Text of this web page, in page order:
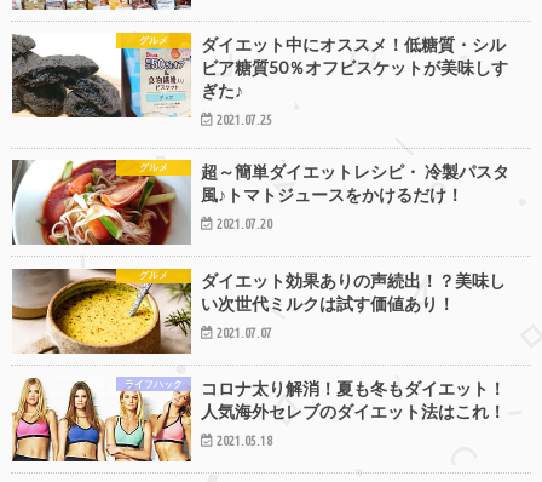
グルメ
ダイエット中にオススメ！低糖質・シル
ビア糖質50％オフビスケットが美味しす
ぎた♪
2021.07.25
グルメ
超～簡単ダイエットレシピ・ 冷製パスタ
風♪トマトジュースをかけるだけ！
2021.07.20
グルメ
ダイエット効果ありの声続出！？美味し
い次世代ミルクは試す価値あり！
2021.07.07
ライフハック
コロナ太り解消！夏も冬もダイエット！
人気海外セレブのダイエット法はこれ！
2021.05.18